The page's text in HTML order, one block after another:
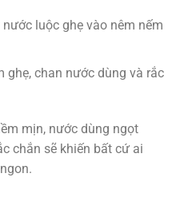
luộc ghẹ vào nêm nếm
ghẹ, chan nước dùng và rắc
mịn, nước dùng ngọt
chắn sẽ khiến bất cứ ai